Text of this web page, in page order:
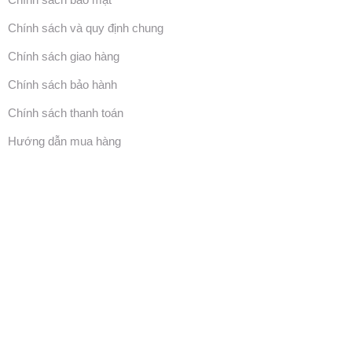
Chính sách và quy định chung
Chính sách giao hàng
Chính sách bảo hành
Chính sách thanh toán
Hướng dẫn mua hàng